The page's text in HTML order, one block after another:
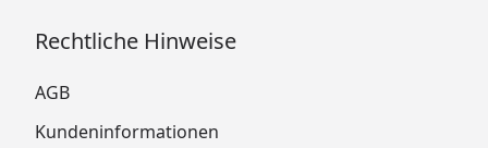
Rechtliche Hinweise
AGB
Kundeninformationen